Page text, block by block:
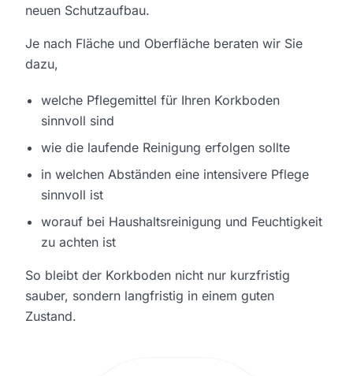
neuen Schutzaufbau.
Je nach Fläche und Oberfläche beraten wir Sie
dazu,
welche Pflegemittel für Ihren Korkboden
sinnvoll sind
wie die laufende Reinigung erfolgen sollte
in welchen Abständen eine intensivere Pflege
sinnvoll ist
worauf bei Haushaltsreinigung und Feuchtigkeit
zu achten ist
So bleibt der Korkboden nicht nur kurzfristig
sauber, sondern langfristig in einem guten
Zustand.